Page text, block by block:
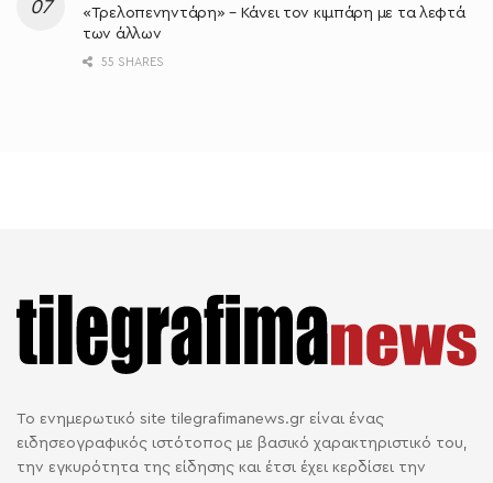
«Τρελοπενηντάρη» – Κάνει τον κιμπάρη με τα λεφτά
των άλλων
55 SHARES
Το ενημερωτικό site tilegrafimanews.gr είναι ένας
ειδησεογραφικός ιστότοπος με βασικό χαρακτηριστικό του,
την εγκυρότητα της είδησης και έτσι έχει κερδίσει την